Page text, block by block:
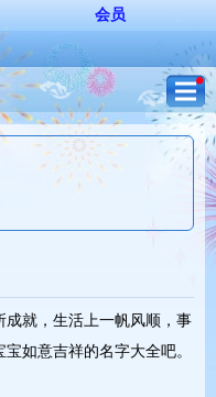
会员
就，生活上一帆风顺，事
如意吉祥的名字大全吧。